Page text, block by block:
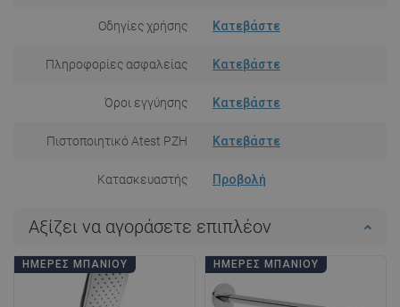
Οδηγίες χρήσης Κατεβάστε
Πληροφορίες ασφαλείας Κατεβάστε
Όροι εγγύησης Κατεβάστε
Πιστοποιητικό Atest PZH Κατεβάστε
Κατασκευαστής Προβολή
Αξίζει να αγοράσετε επιπλέον
ΗΜΈΡΕΣ ΜΠΆΝΙΟΥ ΗΜΈΡΕΣ ΜΠΆΝΙΟΥ